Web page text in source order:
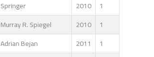
Springer 2010
1
Murray R. Spiegel 2010
1
Adrian Bejan 2011
1